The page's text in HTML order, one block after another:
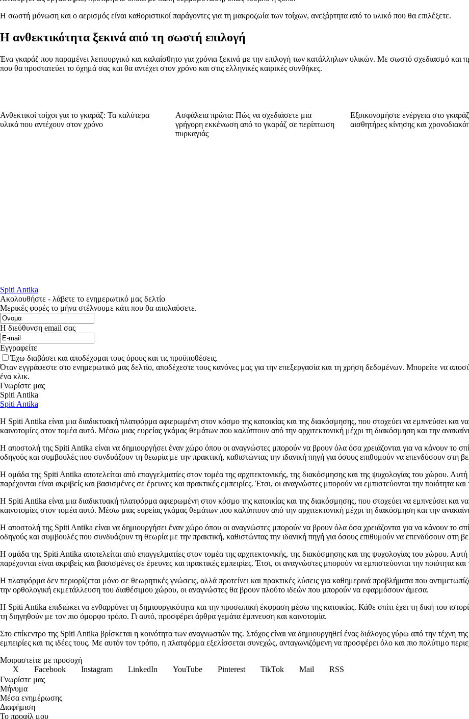
Η σωστή μόνωση και ο αερισμός είναι καθοριστικοί παράγοντες για τη μακροζωία των τοίχων, ανεξάρτητα από το υλικό που θα επιλέξετε.
Η ανθεκτικότητα ξεκινά από τη σωστή επιλογή
Ένα γκαράζ που παραμένει λειτουργικό και καλαίσθητο για χρόνια ξεκινά με την επιλογή των κατάλληλων υλικών. Με σωστό σχεδιασμό
που θα προστατεύει το όχημά σας και θα αντέχει στον χρόνο και στις ελληνικές καιρικές συνθήκες.
Ανθεκτικοί τοίχοι για το γκαράζ: Τα καλύτερα
υλικά που αντέχουν στον χρόνο
Ασφάλεια πρώτα: Πώς να σχεδιάσετε μια
γρήγορη εκκένωση από το γκαράζ σε περίπτωση
πυρκαγιάς
Εξοικονομήστε ενέργεια στο
αισθητήρες κίνησης και
Spiti Antika
Ακολουθήστε - λάβετε το ενημερωτικό μας δελτίο
Μερικές φορές το μήνα στέλνουμε κάτι που θα απολαύσετε.
Η διεύθυνση email σας
Εγγραφείτε
Έχω διαβάσει και αποδέχομαι τους όρους και τις προϋποθέσεις.
Όταν εγγράφεστε στο ενημερωτικό μας δελτίο, αποδέχεστε τους κανόνες μας για την επεξεργασία και τη χρήση δεδομένων. Μπορείτε να
ένα κλικ.
Γνωρίστε μας
Spiti Antika
Spiti Antika
Η Spiti Antika είναι μια διαδικτυακή πλατφόρμα αφιερωμένη στον κόσμο της κατοικίας και της διακόσμησης, που στοχεύει να εμπνεύσει και να
καινοτομίες στον τομέα αυτό. Μέσω μιας ευρείας γκάμας θεμάτων που καλύπτουν από την αρχιτεκτονική μέχρι τη διακόσμηση και την
Η αποστολή της Spiti Antika είναι να δημιουργήσει έναν χώρο όπου οι αναγνώστες μπορούν να βρουν όλα όσα χρειάζονται για να κάνουν το
οδηγούς και συμβουλές που συνδυάζουν τη θεωρία με την πρακτική, καθιστώντας την ιδανική πηγή για όσους επιθυμούν να επενδύσουν στη
Η ομάδα της Spiti Antika αποτελείται από επαγγελματίες στον τομέα της αρχιτεκτονικής, της διακόσμησης και της ψυχολογίας του χώρου.
παρέχονται είναι ακριβείς και βασισμένες σε έρευνες και πρακτικές εμπειρίες. Έτσι, οι αναγνώστες μπορούν να εμπιστεύονται την ποιότητα
Η Spiti Antika είναι μια διαδικτυακή πλατφόρμα αφιερωμένη στον κόσμο της κατοικίας και της διακόσμησης, που στοχεύει να εμπνεύσει και να
καινοτομίες στον τομέα αυτό. Μέσω μιας ευρείας γκάμας θεμάτων που καλύπτουν από την αρχιτεκτονική μέχρι τη διακόσμηση και την
Η αποστολή της Spiti Antika είναι να δημιουργήσει έναν χώρο όπου οι αναγνώστες μπορούν να βρουν όλα όσα χρειάζονται για να κάνουν το
οδηγούς και συμβουλές που συνδυάζουν τη θεωρία με την πρακτική, καθιστώντας την ιδανική πηγή για όσους επιθυμούν να επενδύσουν στη
Η ομάδα της Spiti Antika αποτελείται από επαγγελματίες στον τομέα της αρχιτεκτονικής, της διακόσμησης και της ψυχολογίας του χώρου.
παρέχονται είναι ακριβείς και βασισμένες σε έρευνες και πρακτικές εμπειρίες. Έτσι, οι αναγνώστες μπορούν να εμπιστεύονται την ποιότητα
Η πλατφόρμα δεν περιορίζεται μόνο σε θεωρητικές γνώσεις, αλλά προτείνει και πρακτικές λύσεις για καθημερινά προβλήματα που
την ορθολογική εκμετάλλευση του διαθέσιμου χώρου, οι αναγνώστες θα βρουν πλούτο ιδεών που μπορούν να εφαρμόσουν άμεσα.
Η Spiti Antika επιδιώκει να ενθαρρύνει τη δημιουργικότητα και την προσωπική έκφραση μέσω της κατοικίας. Κάθε σπίτι έχει τη δική του
τη διηγηθούν με τον πιο όμορφο τρόπο. Γι αυτό, προσφέρει άρθρα γεμάτα έμπνευση και καινοτομία.
Στο επίκεντρο της Spiti Antika βρίσκεται η κοινότητα των αναγνωστών της. Στόχος είναι να δημιουργηθεί ένας διάλογος γύρω από την τέχνη της
εμπειρίες και τις ιδέες τους. Με αυτόν τον τρόπο, η πλατφόρμα εξελίσσεται συνεχώς, ανταγωνιζόμενη να προσφέρει όλο και πιο πολύτιμο
Μοιραστείτε με προσοχή
X
Facebook Instagram LinkedIn YouTube Pinterest TikTok Mail
RSS
Γνωρίστε μας
Μήνυμα
Μέσα ενημέρωσης
Διαφήμιση
Το προφίλ μου